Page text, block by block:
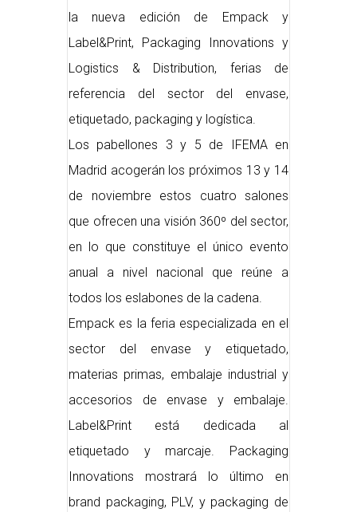
la nueva edición de Empack y
Label&Print, Packaging Innovations y
Logistics & Distribution, ferias de
referencia del sector del envase,
etiquetado, packaging y logística.
Los pabellones 3 y 5 de IFEMA en
Madrid acogerán los próximos 13 y 14
de noviembre estos cuatro salones
que ofrecen una visión 360º del sector,
en lo que constituye el único evento
anual a nivel nacional que reúne a
todos los eslabones de la cadena.
Empack es la feria especializada en el
sector del envase y etiquetado,
materias primas, embalaje industrial y
accesorios de envase y embalaje.
Label&Print está dedicada al
etiquetado y marcaje. Packaging
Innovations mostrará lo último en
brand packaging, PLV, y packaging de